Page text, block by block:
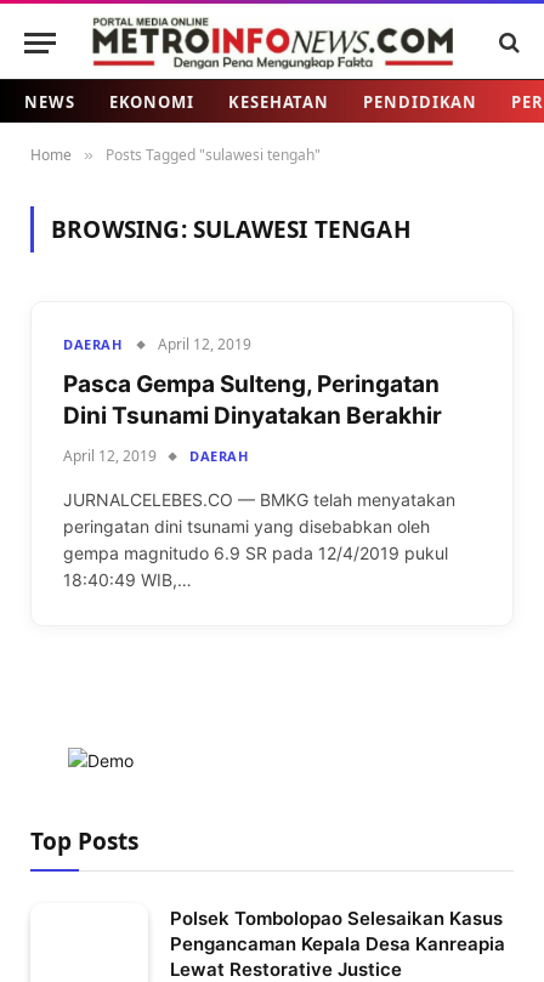
NEWS EKONOMI KESEHATAN PENDIDIKAN
Home » Posts Tagged "sulawesi tengah"
BROWSING:SULAWESI TENGAH
DAERAH April 12, 2019
Pasca Gempa Sulteng, Peringatan
Dini Tsunami Dinyatakan Berakhir
April 12, 2019 DAERAH
JURNALCELEBES.CO — BMKG telah menyatakan
peringatan dini tsunami yang disebabkan oleh
gempa magnitudo 6.9 SR pada 12/4/2019 pukul
18:40:49 WIB,…
Top Posts
Polsek Tombolopao Selesaikan Kasus
Pengancaman Kepala Desa Kanreapia
Lewat Restorative Justice